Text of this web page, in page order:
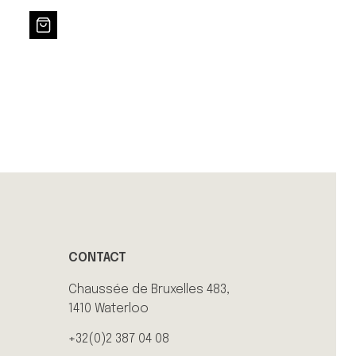
CONTACT
Chaussée de Bruxelles 483,
1410 Waterloo
+32(0)2 387 04 08